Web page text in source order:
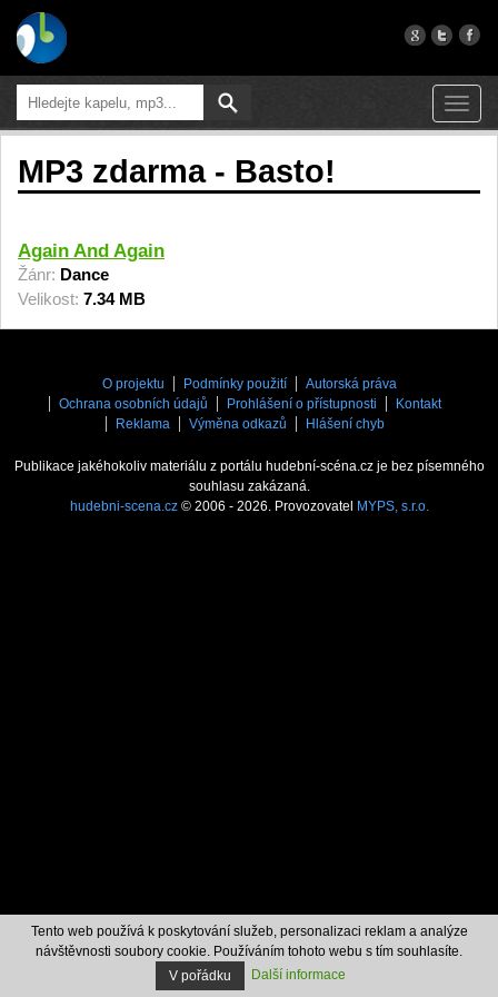
MP3 zdarma - Basto!
Again And Again
Žánr: Dance
Velikost: 7.34 MB
O projektu Podmínky použití
Autorská práva
Ochrana osobních údajů
Prohlášení o přístupnosti
Kontakt
Reklama
Výměna odkazů Hlášení chyb
Publikace jakéhokoliv materiálu z portálu hudební-scéna.cz je bez písemného
souhlasu zakázaná.
hudebni-scena.cz© 2006 - 2026. Provozovatel MYPS, s.r.o.
Tento web používá k poskytování služeb, personalizaci reklam a analýze
návštěvnosti soubory cookie. Používáním tohoto webu s tím souhlasíte.
V pořádku
Další informace